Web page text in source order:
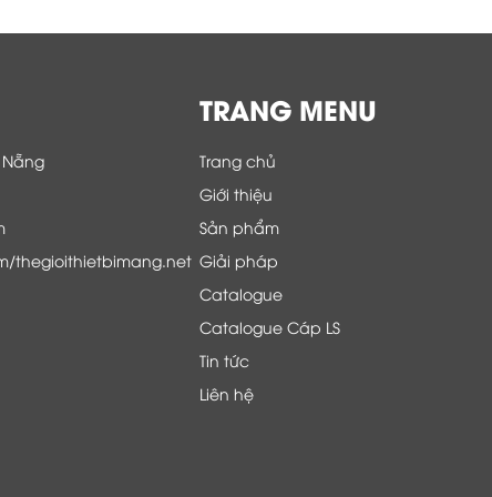
thegioithietbimang.net
TRANG MENU
Trang chủ
Giới thiệu
Sản phẩm
Giải pháp
Catalogue
Catalogue Cáp LS
Tin tức
Liên hệ
Là khách hàng đang sử dụng dịch vụ của